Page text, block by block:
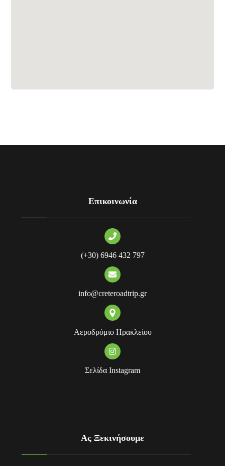
Επικοινωνία
(+30) 6946 432 797
info@creteroadtrip.gr
Αεροδρόμιο Ηρακλείου
Σελίδα Instagram
Ας Ξεκινήσουμε